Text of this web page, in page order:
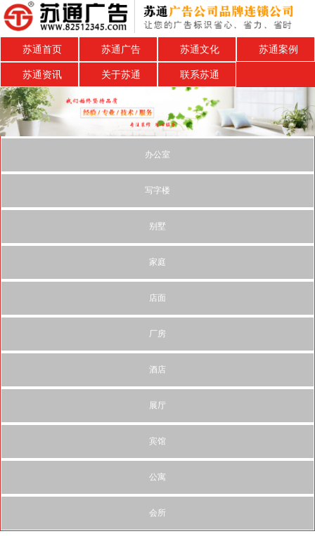
苏通首页 苏通广告 苏通文化 苏通案例
苏通资讯 关于苏通 联系苏通
办公室
写字楼
别墅
家庭
店面
厂房
酒店
展厅
宾馆
公寓
会所